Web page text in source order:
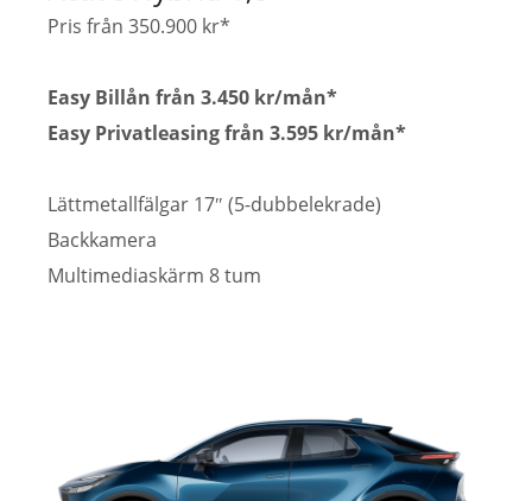
Pris från 350.900 kr*
Easy Billån från 3.450 kr/mån*
Easy Privatleasing från 3.595 kr/mån*
Lättmetallfälgar 17″ (5-dubbelekrade)
Backkamera
Multimediaskärm 8 tum